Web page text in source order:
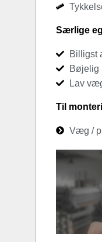
Særlige
Billigst
Bøjelig
Lav
Til
Væg /